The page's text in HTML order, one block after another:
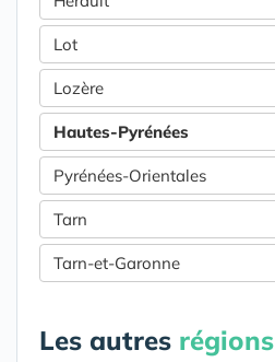
Lot
Lozère
Hautes-Pyrénées
Pyrénées-Orientales
Tarn
Tarn-et-Garonne
Les autres régions